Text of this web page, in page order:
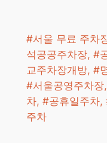
#서울 무료 주차
석공공주차장, #
교주차장개방, #
#서울공영주차
차, #공휴일주차,
주차